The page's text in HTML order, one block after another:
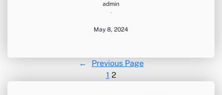
admin
·
May 8, 2024
←
Previous Page
1 2